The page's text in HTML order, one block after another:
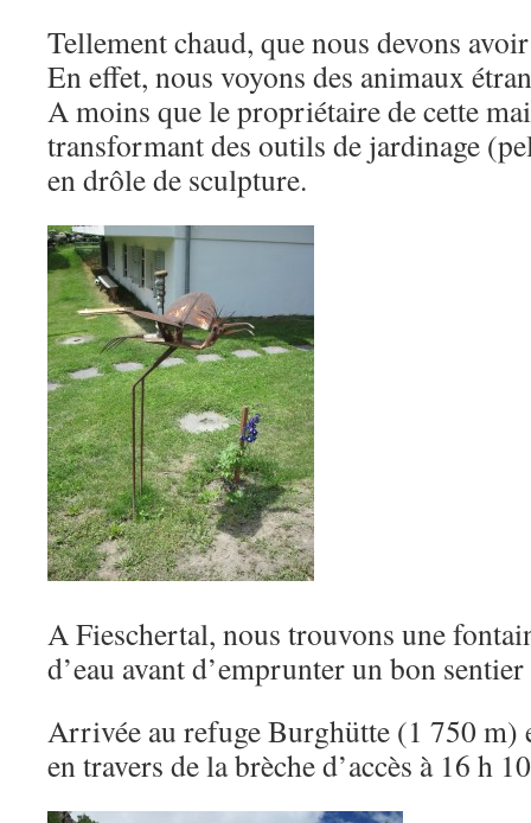
Tellement chaud, que nous devons
En effet, nous voyons des animaux
A moins que le propriétaire de cette
transformant des outils de jardinage
en drôle de sculpture.
A Fieschertal, nous trouvons une
d’eau avant d’emprunter un bon
Arrivée au refuge Burghütte (1 750 m)
en travers de la brèche d’accès à 16 h